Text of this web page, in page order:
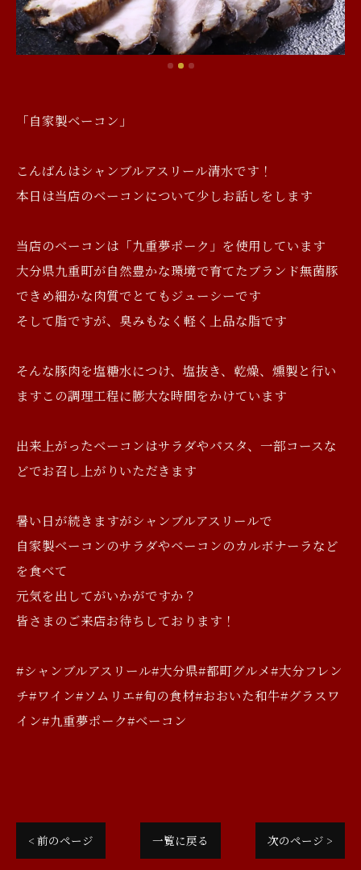
「自家製ベーコン」
こんばんはシャンブルアスリール清水です！
本日は当店のベーコンについて少しお話しをします
当店のベーコンは「九重夢ポーク」を使用しています
大分県九重町が自然豊かな環境で育てたブランド無菌豚
できめ細かな肉質でとてもジューシーです
そして脂ですが、臭みもなく軽く上品な脂です
そんな豚肉を塩糖水につけ、塩抜き、乾燥、燻製と行い
ますこの調理工程に膨大な時間をかけています
出来上がったベーコンはサラダやパスタ、一部コースな
どでお召し上がりいただきます
暑い日が続きますがシャンブルアスリールで
自家製ベーコンのサラダやベーコンのカルボナーラなど
を食べて
元気を出してがいかがですか？
皆さまのご来店お待ちしております！
#シャンブルアスリール#大分県#都町グルメ#大分フレン
チ#ワイン#ソムリエ#旬の食材#おおいた和牛#グラスワ
イン#九重夢ポーク#ベーコン
< 前のページ 一覧に戻る 次のページ >